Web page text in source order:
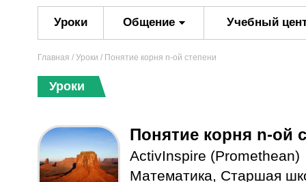
Уроки Общение Учебный
Главная / Уроки / Понятие корня n-ой степени
Уроки
Понятие корня n-ой
ActivInspire (Promethean)
Математика, Старшая